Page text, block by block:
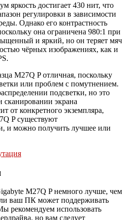
яркость достигает 430 нит, что
регулировки в зависимости
Однако его контрастность
она ограничена 980:1 при
и яркий, но он теряет мяч
чёрных изображениях, как и
M27Q P отличная, поскольку
или проблем с помутнением.
подсветки, но это
сканировании экрана
от конкретного экземпляра,
P существуют
и можно получить лучшее или
M27Q P немного лучше, чем
ваш ПК может поддерживать
рекомендуем использовать
но вам следует